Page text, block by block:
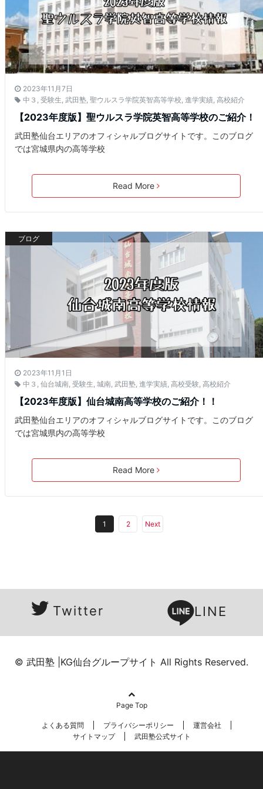
2023年11月7日
中３ 受験生 武田塾 聖ウルスラ学院英智高等学校 進学実績 高校紹介
【2023年度版】聖ウルスラ学院英智高等学校のご紹介！
武田塾仙台エリアのオフィシャルブログサイトです。このブログ
では宮城県内の高等学校
Read More
ブログ
2023年11月1日
中３ , 仙台城南, 受験生, 城南, 武田塾, 進学実績, 高校受験, 高校紹介
【2023年度版】仙台城南高等学校のご紹介！！
武田塾仙台エリアのオフィシャルブログサイトです。このブログ
では宮城県内の高等学校
Read More
1 2 Next
Twitter LINE
© 武田塾 |KG仙台グループサイト All Rights Reserved.
Page Top
よくある質問 プライバシーポリシー
運営会社
サイトマップ
武田塾公式サイト